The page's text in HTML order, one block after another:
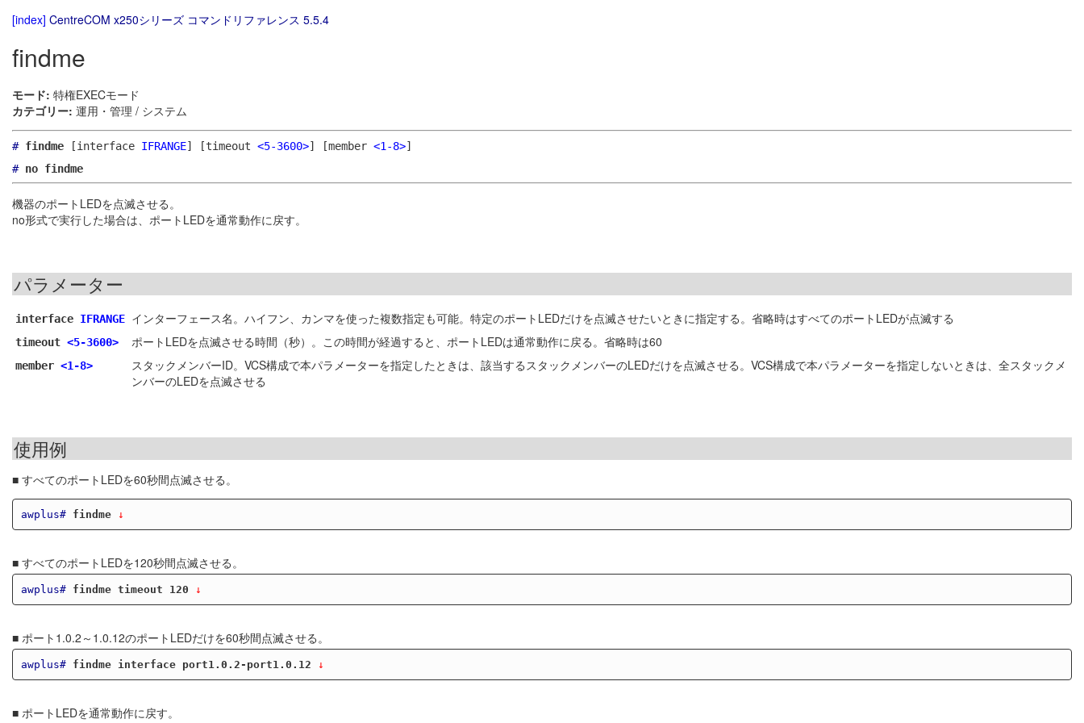
[index] CentreCOM x250シリーズ コマンドリファレンス 5.5.4
findme
モード: 特権EXECモード
カテゴリー: 運用・管理 / システム
# findme [interface IFRANGE] [timeout <5-3600>] [member <1-8>]
# no findme
機器のポートLEDを点滅させる。
no形式で実行した場合は、ポートLEDを通常動作に戻す。
パラメーター
interface IFRANGE インターフェース名。ハイフン、カンマを使った複数指定も可能。特定のポートLEDだけを点滅させたいときに指定する。省略時はすべてのポートLEDが点滅する
timeout <5-3600> ポートLEDを点滅させる時間（秒）。この時間が経過すると、ポートLEDは通常動作に戻る。省略時は60
member <1-8>
スタックメンバーID。VCS構成で本パラメーターを指定したときは、該当するスタックメンバーのLEDだけを点滅させる。VCS構成で本パラメーターを指定しないときは、全スタックメ
ンバーのLEDを点滅させる
使用例
■ すべてのポートLEDを60秒間点滅させる。
awplus# findme ↓
■ すべてのポートLEDを120秒間点滅させる。
awplus# findme timeout 120 ↓
■ ポート1.0.2～1.0.12のポートLEDだけを60秒間点滅させる。
awplus# findme interface port1.0.2-port1.0.12 ↓
■ ポートLEDを通常動作に戻す。